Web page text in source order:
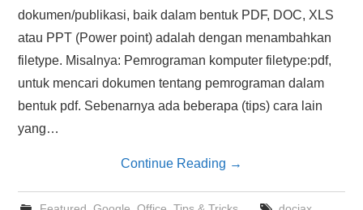
dokumen/publikasi, baik dalam bentuk PDF, DOC, XLS
atau PPT (Power point) adalah dengan menambahkan
filetype. Misalnya: Pemrograman komputer filetype:pdf,
untuk mencari dokumen tentang pemrograman dalam
bentuk pdf. Sebenarnya ada beberapa (tips) cara lain
yang…
Continue Reading →